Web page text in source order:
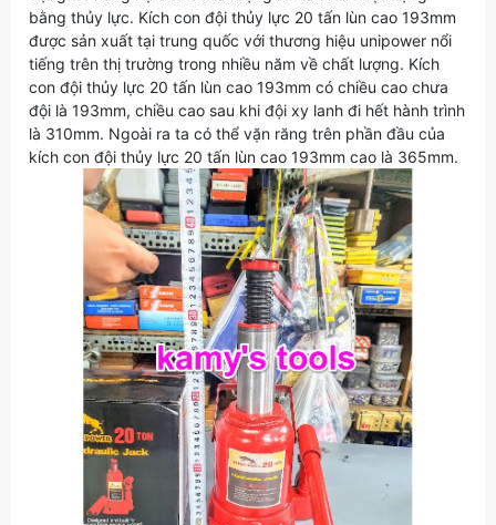
bằng thủy lực. Kích con đội thủy lực 20 tấn lùn cao 193mm
được sản xuất tại trung quốc với thương hiệu unipower nổi
tiếng trên thị trường trong nhiều năm về chất lượng. Kích
con đội thủy lực 20 tấn lùn cao 193mm có chiều cao chưa
đội là 193mm, chiều cao sau khi đội xy lanh đi hết hành trình
là 310mm. Ngoài ra ta có thể vặn răng trên phần đầu của
kích con đội thủy lực 20 tấn lùn cao 193mm cao là 365mm.